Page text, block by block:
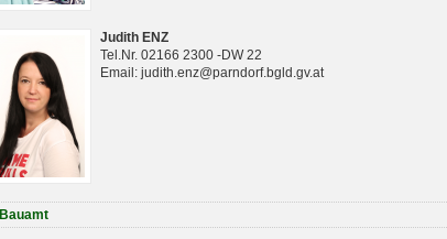
Judith ENZ
Tel.Nr. 02166 2300 -DW 22
Email: judith.enz@parndorf.bgld.gv.at
Bauamt